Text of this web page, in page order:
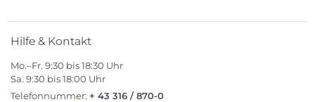
Hilfe & Kontakt
Mo.–Fr. 9:30 bis 18:30 Uhr
Sa. 9:30 bis 18:00 Uhr
Telefonnummer: + 43 316 / 870-0